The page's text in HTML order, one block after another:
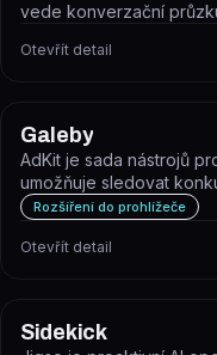
vede konverzační
Otevřít detail
Galeby
AdKit je sada nástrojů
umožňuje sledovat
Rozšíření do prohlížeče
Otevřít detail
Sidekick